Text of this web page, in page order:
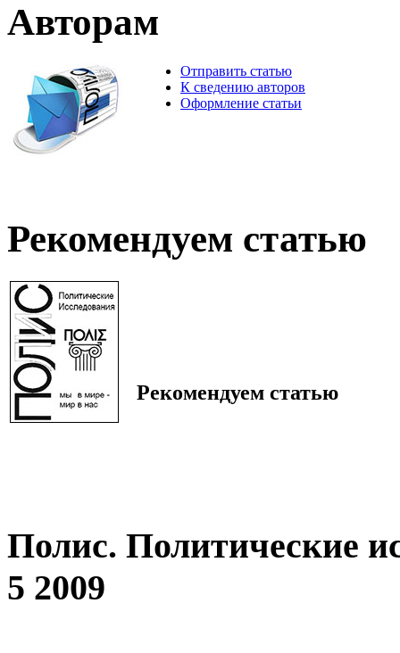
Авторам
Отправить статью
К сведению авторов
Оформление статьи
Рекомендуем статью
Рекомендуем статью
Полис. Политические
5 2009